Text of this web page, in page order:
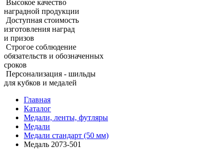
Высокое качество
наградной продукции
Доступная стоимость
изготовления наград
и призов
Строгое соблюдение
обязательств и обозначенных
сроков
Персонализация - шильды
для кубков и медалей
Главная
Каталог
Медали, ленты, футляры
Медали
Медали стандарт (50 мм)
Медаль 2073‑501